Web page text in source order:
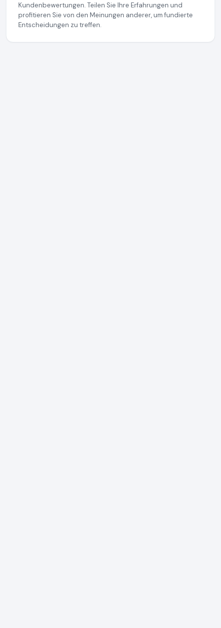
Kundenbewertungen. Teilen Sie Ihre Erfahrungen und
profitieren Sie von den Meinungen anderer, um fundierte
Entscheidungen zu treffen.